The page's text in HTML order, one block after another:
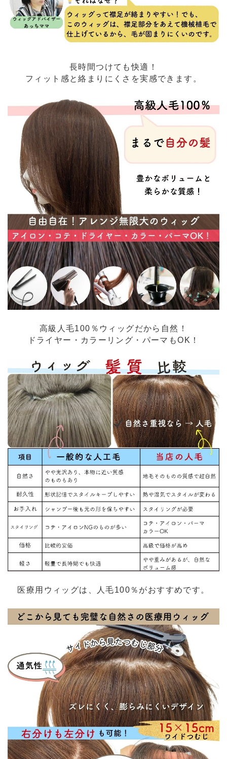
長時間つけても快適！
フィット感と絡まりにくさを実感できます。
高級人毛100％ウィッグだから自然！
ドライヤー・カラーリング・パーマもOK！
医療用ウィッグは、人毛100％がおすすめです。